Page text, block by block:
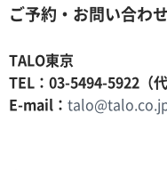
ご予約・お問い合わせ
TALO東京
TEL：03-5494-5922（
E-mail：